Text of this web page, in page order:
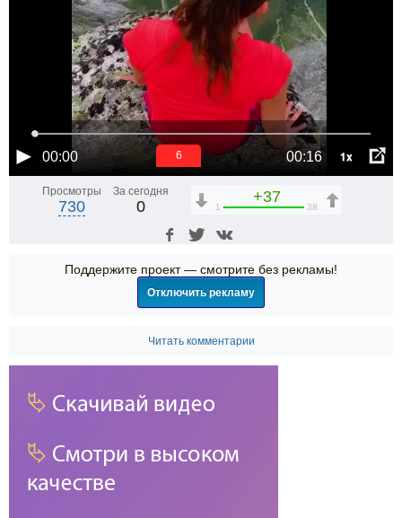
00:00 00:16 1x
6
Просмотры
730
За сегодня
0
+37
1 38
Поддержите проект — смотрите без рекламы!
Отключить рекламу
Читать комментарии